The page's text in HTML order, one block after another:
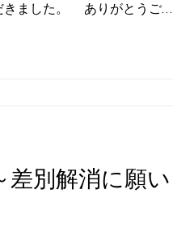
きました。 ありがとうご
差別解消に願い